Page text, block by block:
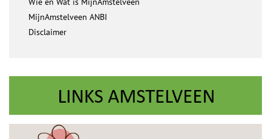
MijnAmstelveen ANBI
Disclaimer